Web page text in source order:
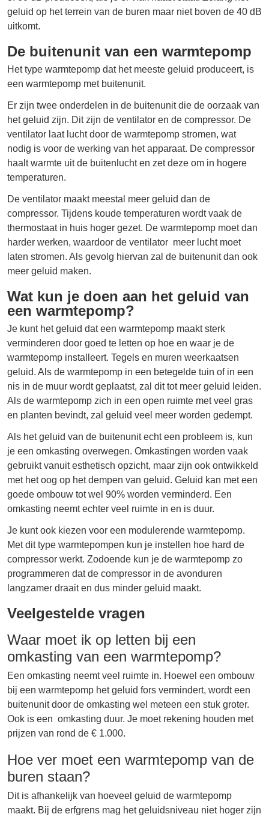
geluid op het terrein van de buren maar niet boven de 40 dB
uitkomt.
De buitenunit van een warmtepomp
Het type warmtepomp dat het meeste geluid produceert, is
een warmtepomp met buitenunit.
Er zijn twee onderdelen in de buitenunit die de oorzaak van
het geluid zijn. Dit zijn de ventilator en de compressor. De
ventilator laat lucht door de warmtepomp stromen, wat
nodig is voor de werking van het apparaat. De compressor
haalt warmte uit de buitenlucht en zet deze om in hogere
temperaturen.
De ventilator maakt meestal meer geluid dan de
compressor. Tijdens koude temperaturen wordt vaak de
thermostaat in huis hoger gezet. De warmtepomp moet dan
harder werken, waardoor de ventilator meer lucht moet
laten stromen. Als gevolg hiervan zal de buitenunit dan ook
meer geluid maken.
Wat kun je doen aan het geluid van
een warmtepomp?
Je kunt het geluid dat een warmtepomp maakt sterk
verminderen door goed te letten op hoe en waar je de
warmtepomp installeert. Tegels en muren weerkaatsen
geluid. Als de warmtepomp in een betegelde tuin of in een
nis in de muur wordt geplaatst, zal dit tot meer geluid leiden.
Als de warmtepomp zich in een open ruimte met veel gras
en planten bevindt, zal geluid veel meer worden gedempt.
Als het geluid van de buitenunit echt een probleem is, kun
je een omkasting overwegen. Omkastingen worden vaak
gebruikt vanuit esthetisch opzicht, maar zijn ook ontwikkeld
met het oog op het dempen van geluid. Geluid kan met een
goede ombouw tot wel 90% worden verminderd. Een
omkasting neemt echter veel ruimte in en is duur.
Je kunt ook kiezen voor een modulerende warmtepomp.
Met dit type warmtepompen kun je instellen hoe hard de
compressor werkt. Zodoende kun je de warmtepomp zo
programmeren dat de compressor in de avonduren
langzamer draait en dus minder geluid maakt.
Veelgestelde vragen
Waar moet ik op letten bij een
omkasting van een warmtepomp?
Een omkasting neemt veel ruimte in. Hoewel een ombouw
bij een warmtepomp het geluid fors vermindert, wordt een
buitenunit door de omkasting wel meteen een stuk groter.
Ook is een omkasting duur. Je moet rekening houden met
prijzen van rond de € 1.000.
Hoe ver moet een warmtepomp van de
buren staan?
Dit is afhankelijk van hoeveel geluid de warmtepomp
maakt. Bij de erfgrens mag het geluidsniveau niet hoger zijn